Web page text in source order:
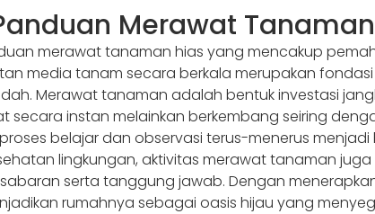
Merawat
merawat tanaman hias yang mencakup
media tanam secara berkala merupakan
Merawat tanaman adalah bentuk investasi
secara instan melainkan berkembang seiring
belajar dan observasi terus-menerus
lingkungan, aktivitas merawat tanaman
serta tanggung jawab. Dengan
rumahnya sebagai oasis hijau yang